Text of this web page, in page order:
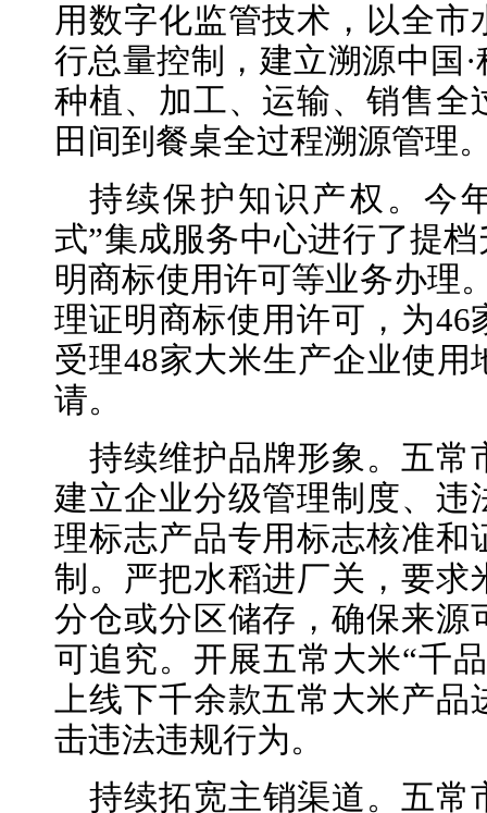
用数字化监管技术，以全
行总量控制，建立溯源中国
种植、加工、运输、销售全
田间到餐桌全过程溯源管理
持续保护知识产权。今
式”集成服务中心进行了提
明商标使用许可等业务办理
理证明商标使用许可，为
受理48家大米生产企业使
请。
持续维护品牌形象。五常
建立企业分级管理制度、
理标志产品专用标志核准和
制。严把水稻进厂关，要求
分仓或分区储存，确保来源
可追究。开展五常大米“千
上线下千余款五常大米产品
击违法违规行为。
持续拓宽主销渠道。五常